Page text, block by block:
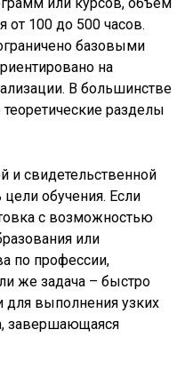
от 100 до 500 часов.
базовыми
на
В большинстве
теоретические разделы
свидетельственной
обучения. Если
с возможностью
или
по профессии,
же задача – быстро
выполнения узких
завершающаяся